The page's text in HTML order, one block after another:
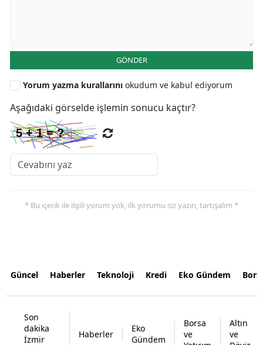
GÖNDER
Yorum yazma kurallarını okudum ve kabul ediyorum
Aşağıdaki görselde işlemin sonucu kaçtır?
* Bu içerik ile ilgili yorum yok, ilk yorumu siz yazın, tartışalım *
Güncel Haberler Teknoloji Kredi Eko Gündem
Son
dakika
İzmir
Haberler
Eko
Gündem
Borsa
ve
Altın
ve